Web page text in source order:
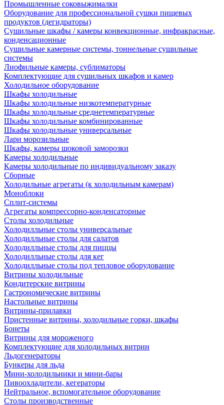
Промышленные соковыжималки
Оборудование для профессиональной сушки пищевых
продуктов (дегидраторы)
Сушильные шкафы / камеры конвекционные, инфракрасные,
конденсационные
Сушильные камерные системы, тоннельные сушильные
системы
Лиофильные камеры, сублиматоры
Комплектующие для сушильных шкафов и камер
Холодильное оборудование
Шкафы холодильные
Шкафы холодильные низкотемпературные
Шкафы холодильные среднетемпературные
Шкафы холодильные комбинированные
Шкафы холодильные универсальные
Лари морозильные
Шкафы, камеры шоковой заморозки
Камеры холодильные
Камеры холодильные по индивидуальному заказу
Сборные
Холодильные агрегаты (к холодильным камерам)
Моноблоки
Сплит-системы
Агрегаты компрессорно-конденсаторные
Столы холодильные
Холодилльные столы универсальные
Холодилльные столы для салатов
Холодилльные столы для пиццы
Холодилльные столы для кег
Холодилльные столы под тепловое оборудование
Витрины холодильные
Кондитерские витрины
Гастрономические витрины
Настольные витрины
Витрины-прилавки
Пристенные витрины, холодильные горки, шкафы
Бонеты
Витрины для мороженого
Комплектующие для холодильных витрин
Льдогенераторы
Бункеры для льда
Мини-холодильники и мини-бары
Пивоохладители, кегераторы
Нейтральное, вспомогательное оборудование
Столы производственные